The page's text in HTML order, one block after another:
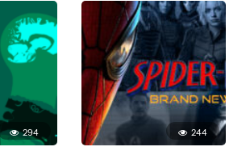
294 244